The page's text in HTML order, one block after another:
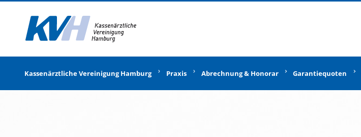
Kassenärztliche Vereinigung Hamburg Praxis Abrechnung & Honorar Garantiequoten